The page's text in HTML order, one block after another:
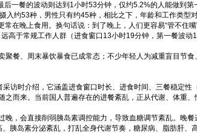
一餐的波动则达到1小时53分钟，仅约5.2%的人能做到第
约53种，男性只有约45种，相比之下，年龄和工作类型
在晚上食用。换句话说：到了晚上，人们更容易“管不住嘴
于常规工作人群（进食窗口13小时19分钟，第一餐波
餐、周末暴饮暴食已成常态；不少年轻人为减重盲目节
时介绍，它涵盖进食窗口时长、进食时间、三餐稳定性
而来。当前国人普遍存在的进餐紊乱，正从代谢、体重
，会直接削弱胰岛素调控能力，导致血糖调节紊乱。晚
岛素分泌紊乱，打乱全身代谢节奏，糖尿病、脂肪肝、